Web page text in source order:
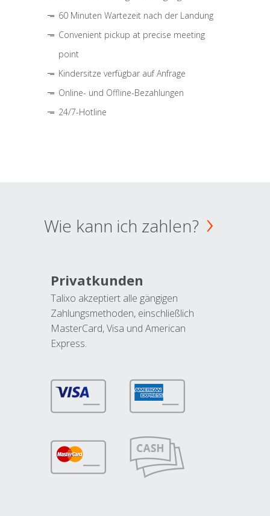
60 Minuten Wartezeit nach der Landung
Convenient pickup at precise meeting
point
Kindersitze verfügbar auf Anfrage
Online- und Offline-Bezahlungen
24/7-Hotline
Wie kann ich zahlen?
Privatkunden
Talixo akzeptiert alle gängigen
Zahlungsmethoden, einschließlich
MasterCard, Visa und American
Express.